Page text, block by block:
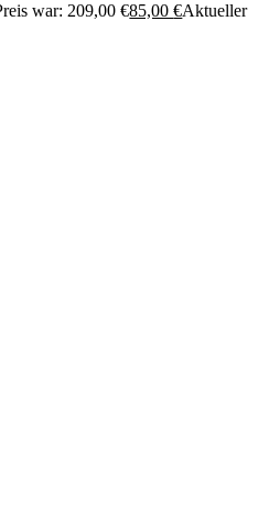
war: 209,00 €85,00€Aktueller